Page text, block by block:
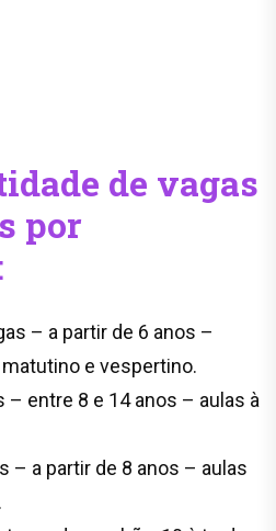
de vagas
por
– a partir de 6 anos –
e vespertino.
– entre 8 e 14 anos – aulas à
– a partir de 8 anos – aulas